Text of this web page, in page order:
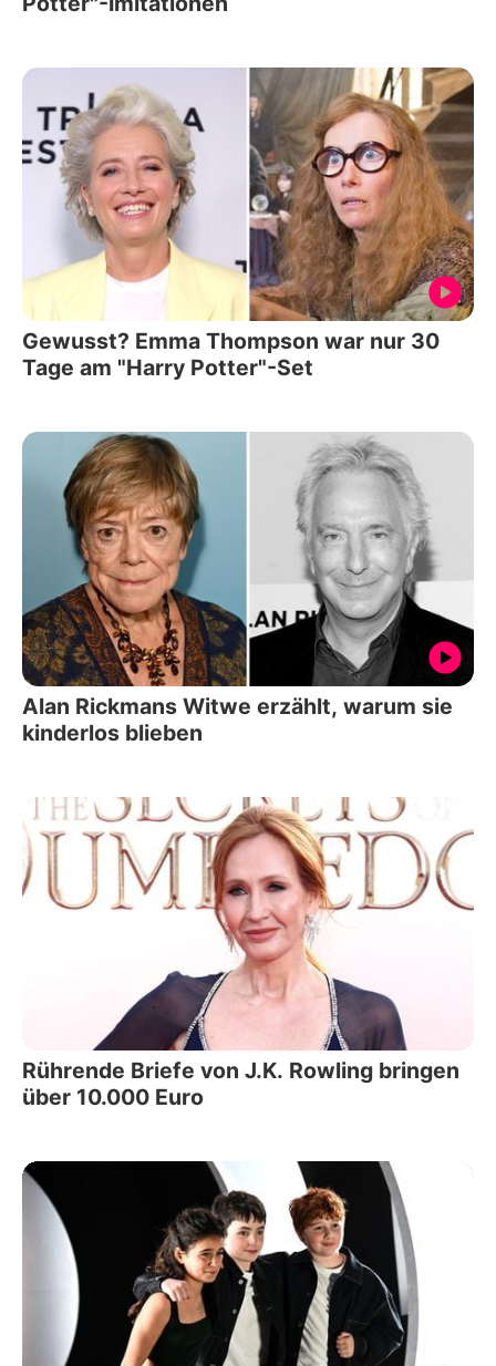
Gewusst? Emma Thompson war nur 30
Tage am "Harry Potter"-Set
Alan Rickmans Witwe erzählt, warum sie
kinderlos blieben
Rührende Briefe von J.K. Rowling bringen
über 10.000 Euro